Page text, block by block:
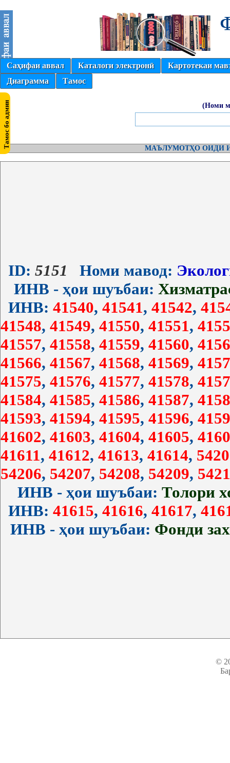
Саҳифаи аввал Каталоги электронӣ
Картотекаи
Диаграмма
Тамос
(Номи
МАЪЛУМОТҲО ОИДИ
ID: 5151 Номи мавод:
ИНВ - ҳои шуъбаи:
ИНВ: 41540, 41541, 41542,
41548, 41549, 41550, 41551,
41557, 41558, 41559, 41560,
41566, 41567, 41568, 41569,
41575, 41576, 41577, 41578,
41584, 41585, 41586, 41587,
41593, 41594, 41595, 41596,
41602, 41603, 41604, 41605,
41611, 41612, 41613, 41614,
54206, 54207, 54208, 54209,
ИНВ - ҳои шуъбаи: Толори
ИНВ: 41615, 41616, 41617,
ИНВ - ҳои шуъбаи: Фонди
©